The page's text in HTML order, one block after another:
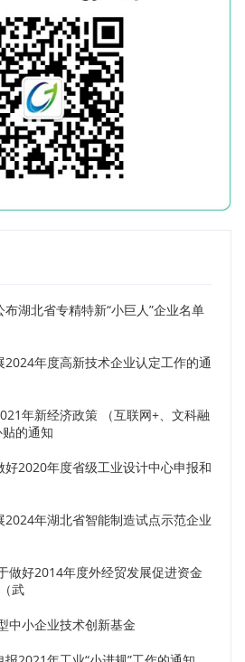
湖北省专精特新“小巨人”企业名单
年度高新技术企业认定工作的通
年新经济政策 （互联网+、文科融
的通知
2020年度省级工业设计中心申报和
年湖北省智能制造试点示范企业
做好2014年度外经贸发展促进资金
武
中小企业技术创新基金